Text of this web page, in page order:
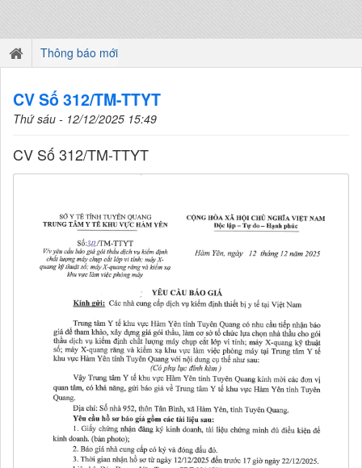
Thông báo mới
CV Số 312/TM-TTYT
Thứ sáu - 12/12/2025 15:49
CV Số 312/TM-TTYT